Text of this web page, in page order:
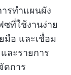
รทำแผนผัง
ที่ใช้งานง่าย
มือ และเชื่อม
ละรายการ
ดการ